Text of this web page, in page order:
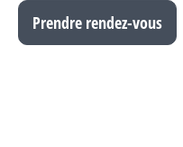
Prendre rendez-vous